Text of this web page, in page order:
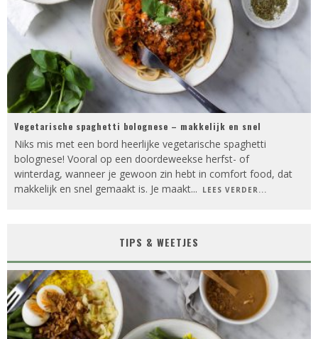
Vegetarische spaghetti bolognese – makkelijk en snel
Niks mis met een bord heerlijke vegetarische spaghetti
bolognese! Vooral op een doordeweekse herfst- of
winterdag, wanneer je gewoon zin hebt in comfort food, dat
makkelijk en snel gemaakt is. Je maakt... LEES VERDER...
TIPS & WEETJES